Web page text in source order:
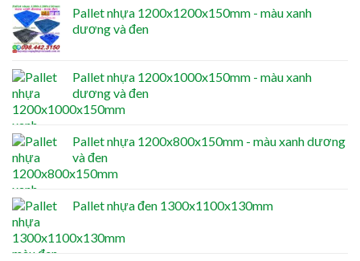
Pallet nhựa 1200x1200x150mm - màu xanh
dương và đen
Pallet nhựa 1200x1000x150mm - màu xanh
dương và đen
Pallet nhựa 1200x800x150mm - màu xanh dương
và đen
Pallet nhựa đen 1300x1100x130mm